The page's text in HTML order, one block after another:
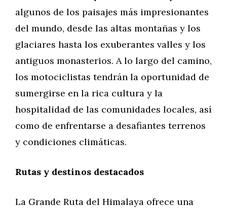
algunos de los paisajes más impresionantes
del mundo, desde las altas montañas y los
glaciares hasta los exuberantes valles y los
antiguos monasterios. A lo largo del camino,
los motociclistas tendrán la oportunidad de
sumergirse en la rica cultura y la
hospitalidad de las comunidades locales, así
como de enfrentarse a desafiantes terrenos
y condiciones climáticas.
Rutas y destinos destacados
La Grande Ruta del Himalaya ofrece una